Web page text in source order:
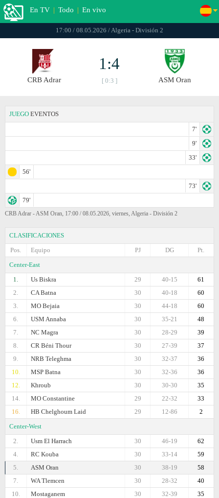
En TV | Todo | En vivo
17:00 / 08.05.2026 / Algeria - División 2
CRB Adrar
1:4
[ 0:3 ] ASM Oran
JUEGO EVENTOS
7'
9'
33'
56'
73'
79'
CRB Adrar - ASM Oran, 17:00 / 08.05.2026, viernes, Algeria - División 2
CLASIFICACIONES
Pos.
Equipo Pt.
DG
PJ
Center-East
1.
Us Biskra 61
40-15
29
2.
CA Batna 60
40-18
30
3.
MO Bejaia 60
44-18
30
6.
USM Annaba 48
35-21
30
7.
NC Magra 39
28-29
30
8.
CR Béni Thour 37
27-39
30
9.
NRB Teleghma 36
32-37
30
10.
MSP Batna 36
32-36
30
12.
Khroub 35
30-30
30
14.
MO Constantine 33
22-32
29
16.
HB Chelghoum Laid 2
12-86
29
Center-West
2.
Usm El Harrach 62
46-19
30
4.
RC Kouba 59
33-14
30
5.
ASM Oran 58
38-19
30
7.
WA Tlemcen 40
28-32
30
10.
Mostaganem 35
32-39
30